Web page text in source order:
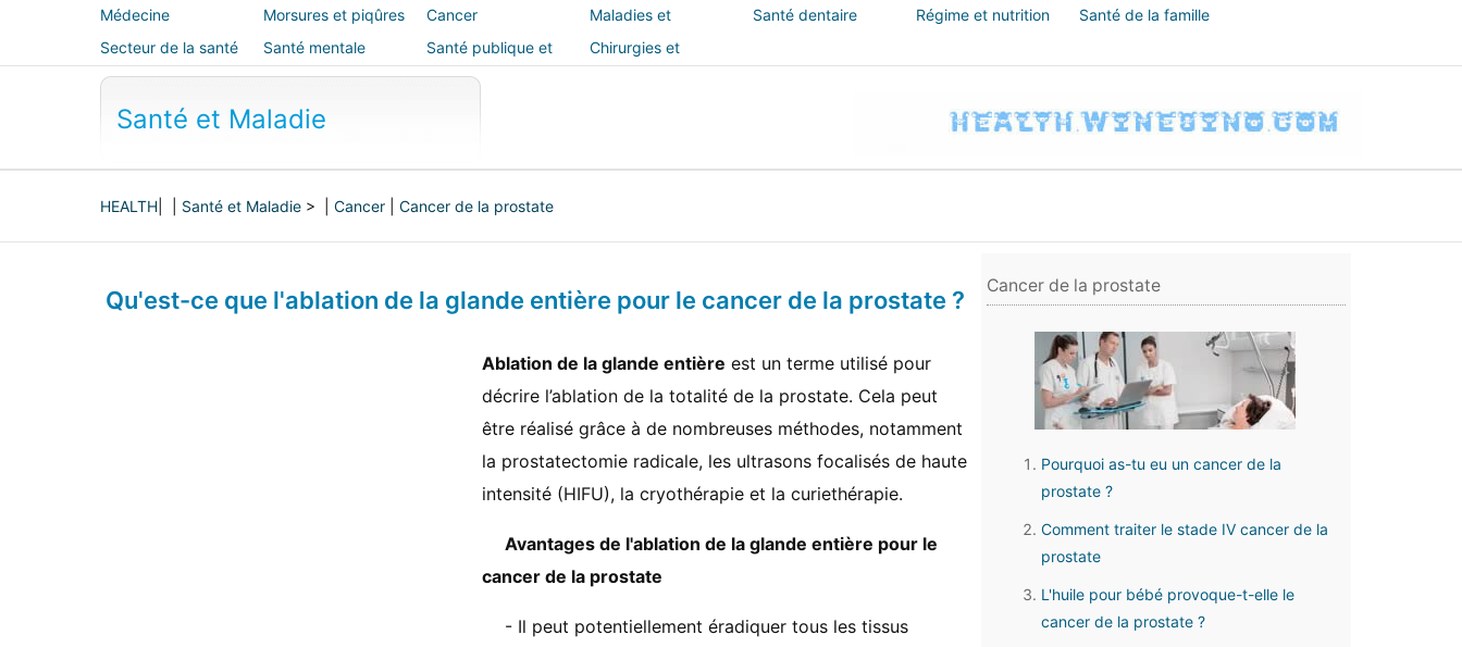
Médecine
alternative
Morsures et piqûres Cancer
Maladies et
traitements
Santé dentaire Régime et nutrition
Santé de la famille
Secteur de la santé
Santé mentale
Santé publique et
sécurité
Chirurgies et
Santé et Maladie
HEALTH Santé et Maladie > | Cancer Cancer de la prostate
Qu'est-ce que l'ablation de la glande entière pour le cancer de la prostate ?
Ablation de la glande entière est un terme utilisé pour
décrire l’ablation de la totalité de la prostate. Cela peut
être réalisé grâce à de nombreuses méthodes, notamment
la prostatectomie radicale, les ultrasons focalisés de haute
intensité (HIFU), la cryothérapie et la curiethérapie.
Avantages de l'ablation de la glande entière pour le
cancer de la prostate
- Il peut potentiellement éradiquer tous les tissus
Cancer de la prostate
Pourquoi as-tu eu un cancer de la
prostate ?
Comment traiter le stade IV cancer de la
prostate
L'huile pour bébé provoque-t-elle le
cancer de la prostate ?